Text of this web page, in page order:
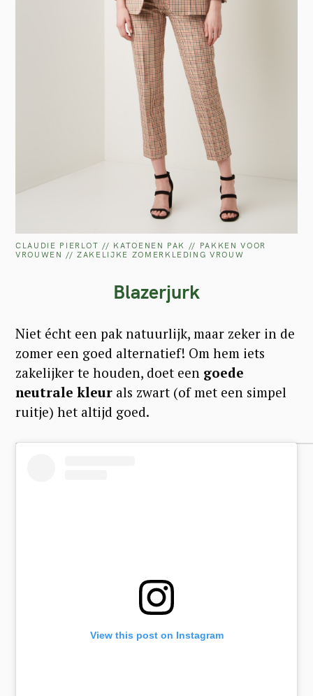
CLAUDIE PIERLOT // KATOENEN PAK // PAKKEN VOOR
VROUWEN // ZAKELIJKE ZOMERKLEDING VROUW
Blazerjurk
Niet écht een pak natuurlijk, maar zeker in de
zomer een goed alternatief! Om hem iets
zakelijker te houden, doet een goede
neutrale kleur als zwart (of met een simpel
ruitje) het altijd goed.
View this post on Instagram